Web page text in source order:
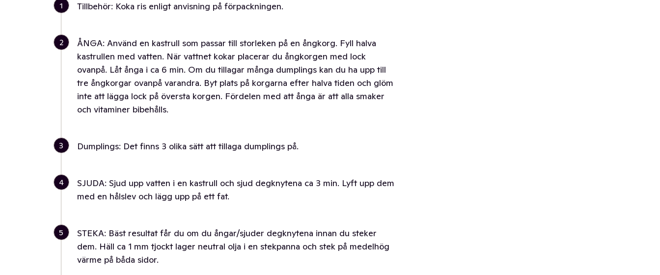
1 Tillbehör: Koka ris enligt anvisning på förpackningen.
2
ÅNGA: Använd en kastrull som passar till storleken på en ångkorg. Fyll halva
kastrullen med vatten. När vattnet kokar placerar du ångkorgen med lock
ovanpå. Låt ånga i ca 6 min. Om du tillagar många dumplings kan du ha upp till
tre ångkorgar ovanpå varandra. Byt plats på korgarna efter halva tiden och glöm
inte att lägga lock på översta korgen. Fördelen med att ånga är att alla smaker
och vitaminer bibehålls.
3 Dumplings: Det finns 3 olika sätt att tillaga dumplings på.
4
SJUDA: Sjud upp vatten i en kastrull och sjud degknytena ca 3 min. Lyft upp dem
med en hålslev och lägg upp på ett fat.
5
STEKA: Bäst resultat får du om du ångar/sjuder degknytena innan du steker
dem. Häll ca 1 mm tjockt lager neutral olja i en stekpanna och stek på medelhög
värme på båda sidor.